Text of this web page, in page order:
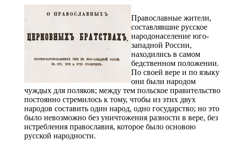
Православные жители,
составлявшие русское
народонаселение юго-
западной России,
находились в самом
бедственном положении.
По своей вере и по языку
они были народом
чуждых для поляков; между тем польское правительство
постоянно стремилось к тому, чтобы из этих двух
народов составить один народ, одно государство; но это
было невозможно без уничтожения разности в вере, без
истребления православия, которое было основою
русской народности.